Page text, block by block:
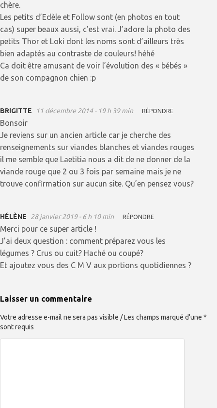
chère.
Les petits d’Edèle et Follow sont (en photos en tout
cas) super beaux aussi, c’est vrai. J’adore la photo des
petits Thor et Loki dont les noms sont d’ailleurs très
bien adaptés au contraste de couleurs! héhé
Ca doit être amusant de voir l’évolution des « bébés »
de son compagnon chien :p
BRIGITTE 11 décembre 2014 - 19 h 39 min RÉPONDRE
Bonsoir
Je reviens sur un ancien article car je cherche des
renseignements sur viandes blanches et viandes rouges
il me semble que Laetitia nous a dit de ne donner de la
viande rouge que 2 ou 3 fois par semaine mais je ne
trouve confirmation sur aucun site. Qu’en pensez vous?
HÉLÈNE 28 janvier 2019 - 6 h 10 min RÉPONDRE
Merci pour ce super article !
J’ai deux question : comment préparez vous les
légumes ? Crus ou cuit? Haché ou coupé?
Et ajoutez vous des C M V aux portions quotidiennes ?
Laisser un commentaire
Votre adresse e-mail ne sera pas visible / Les champs marqué d'une *
sont requis